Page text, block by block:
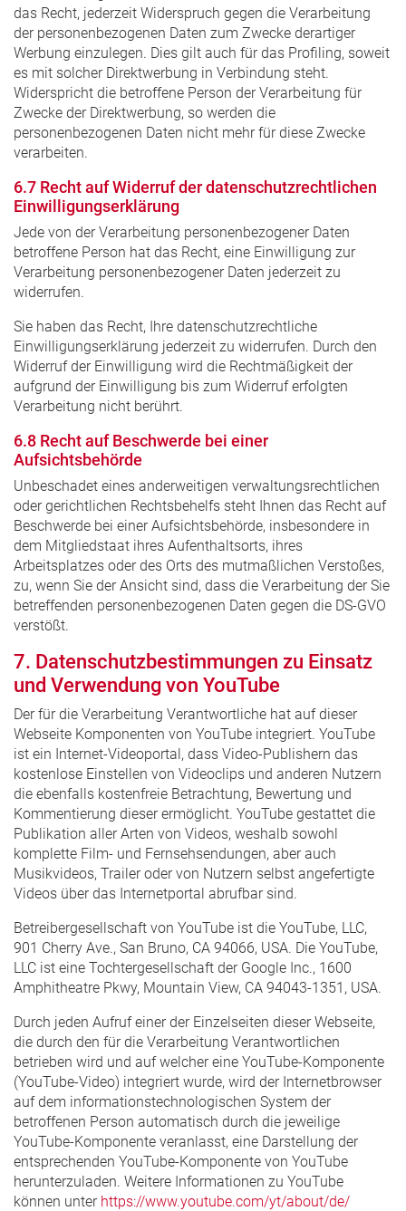
das Recht, jederzeit Widerspruch gegen die Verarbeitung
der personenbezogenen Daten zum Zwecke derartiger
Werbung einzulegen. Dies gilt auch für das Profiling, soweit
es mit solcher Direktwerbung in Verbindung steht.
Widerspricht die betroffene Person der Verarbeitung für
Zwecke der Direktwerbung, so werden die
personenbezogenen Daten nicht mehr für diese Zwecke
verarbeiten.
6.7 Recht auf Widerruf der datenschutzrechtlichen
Einwilligungserklärung
Jede von der Verarbeitung personenbezogener Daten
betroffene Person hat das Recht, eine Einwilligung zur
Verarbeitung personenbezogener Daten jederzeit zu
widerrufen.
Sie haben das Recht, Ihre datenschutzrechtliche
Einwilligungserklärung jederzeit zu widerrufen. Durch den
Widerruf der Einwilligung wird die Rechtmäßigkeit der
aufgrund der Einwilligung bis zum Widerruf erfolgten
Verarbeitung nicht berührt.
6.8 Recht auf Beschwerde bei einer
Aufsichtsbehörde
Unbeschadet eines anderweitigen verwaltungsrechtlichen
oder gerichtlichen Rechtsbehelfs steht Ihnen das Recht auf
Beschwerde bei einer Aufsichtsbehörde, insbesondere in
dem Mitgliedstaat ihres Aufenthaltsorts, ihres
Arbeitsplatzes oder des Orts des mutmaßlichen Verstoßes,
zu, wenn Sie der Ansicht sind, dass die Verarbeitung der Sie
betreffenden personenbezogenen Daten gegen die DS-GVO
verstößt.
7. Datenschutzbestimmungen zu Einsatz
und Verwendung von YouTube
Der für die Verarbeitung Verantwortliche hat auf dieser
Webseite Komponenten von YouTube integriert. YouTube
ist ein Internet-Videoportal, dass Video-Publishern das
kostenlose Einstellen von Videoclips und anderen Nutzern
die ebenfalls kostenfreie Betrachtung, Bewertung und
Kommentierung dieser ermöglicht. YouTube gestattet die
Publikation aller Arten von Videos, weshalb sowohl
komplette Film- und Fernsehsendungen, aber auch
Musikvideos, Trailer oder von Nutzern selbst angefertigte
Videos über das Internetportal abrufbar sind.
Betreibergesellschaft von YouTube ist die YouTube, LLC,
901 Cherry Ave., San Bruno, CA 94066, USA. Die YouTube,
LLC ist eine Tochtergesellschaft der Google Inc., 1600
Amphitheatre Pkwy, Mountain View, CA 94043-1351, USA.
Durch jeden Aufruf einer der Einzelseiten dieser Webseite,
die durch den für die Verarbeitung Verantwortlichen
betrieben wird und auf welcher eine YouTube-Komponente
(YouTube-Video) integriert wurde, wird der Internetbrowser
auf dem informationstechnologischen System der
betroffenen Person automatisch durch die jeweilige
YouTube-Komponente veranlasst, eine Darstellung der
entsprechenden YouTube-Komponente von YouTube
herunterzuladen. Weitere Informationen zu YouTube
können unter https://www.youtube.com/yt/about/de/